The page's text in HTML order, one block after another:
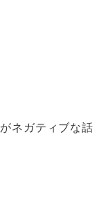
ネガティブな話